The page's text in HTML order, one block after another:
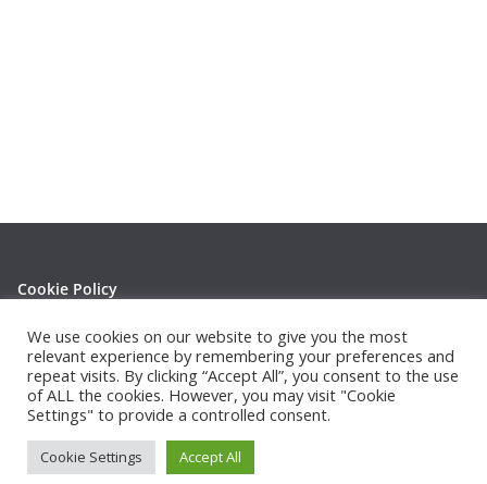
Cookie Policy
Privacy Policy
Copyright © 2026Thephotowall
Theme:ColorMag by ThemeGrill. Powered by
We use cookies on our website to give you the most
relevant experience by remembering your preferences and
repeat visits. By clicking “Accept All”, you consent to the use
of ALL the cookies. However, you may visit "Cookie
Settings" to provide a controlled consent.
Cookie Settings Accept All